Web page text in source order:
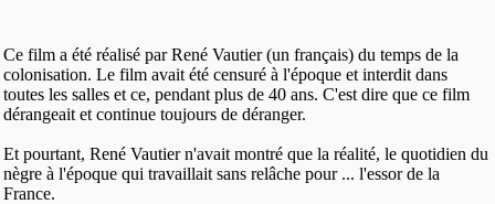
Ce film a été réalisé par René Vautier (un français) du temps de la
colonisation. Le film avait été censuré à l'époque et interdit dans
toutes les salles et ce, pendant plus de 40 ans. C'est dire que ce film
dérangeait et continue toujours de déranger.
Et pourtant, René Vautier n'avait montré que la réalité, le quotidien du
nègre à l'époque qui travaillait sans relâche pour ... l'essor de la
France.